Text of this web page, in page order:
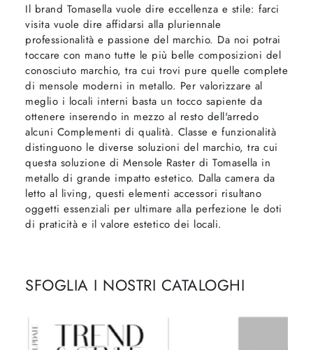
Il brand Tomasella vuole dire eccellenza e stile: farci
visita vuole dire affidarsi alla pluriennale
professionalità e passione del marchio. Da noi potrai
toccare con mano tutte le più belle composizioni del
conosciuto marchio, tra cui trovi pure quelle complete
di mensole moderni in metallo. Per valorizzare al
meglio i locali interni basta un tocco sapiente da
ottenere inserendo in mezzo al resto dell'arredo
alcuni Complementi di qualità. Classe e funzionalità
distinguono le diverse soluzioni del marchio, tra cui
questa soluzione di Mensole Raster di Tomasella in
metallo di grande impatto estetico. Dalla camera da
letto al living, questi elementi accessori risultano
oggetti essenziali per ultimare alla perfezione le doti
di praticità e il valore estetico dei locali.
SFOGLIA I NOSTRI CATALOGHI